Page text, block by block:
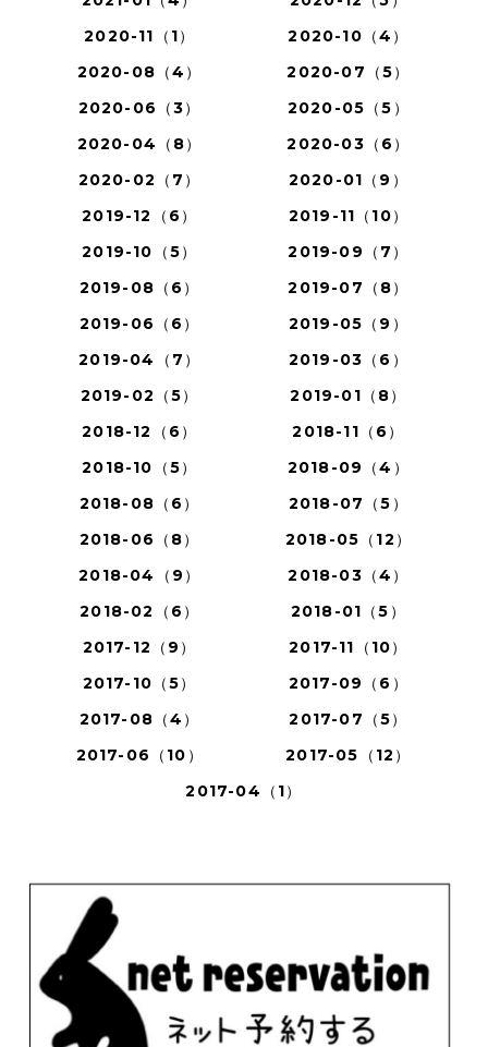
2020-11（1）
2020-10（4）
2020-08（4）
2020-07（5）
2020-06（3）
2020-05（5）
2020-04（8）
2020-03（6）
2020-02（7）
2020-01（9）
2019-12（6）
2019-11（10）
2019-10（5）
2019-09（7）
2019-08（6）
2019-07（8）
2019-06（6）
2019-05（9）
2019-04（7）
2019-03（6）
2019-02（5）
2019-01（8）
2018-12（6）
2018-11（6）
2018-10（5）
2018-09（4）
2018-08（6）
2018-07（5）
2018-06（8）
2018-05（12）
2018-04（9）
2018-03（4）
2018-02（6）
2018-01（5）
2017-12（9）
2017-11（10）
2017-10（5）
2017-09（6）
2017-08（4）
2017-07（5）
2017-06（10）
2017-05（12）
2017-04（1）